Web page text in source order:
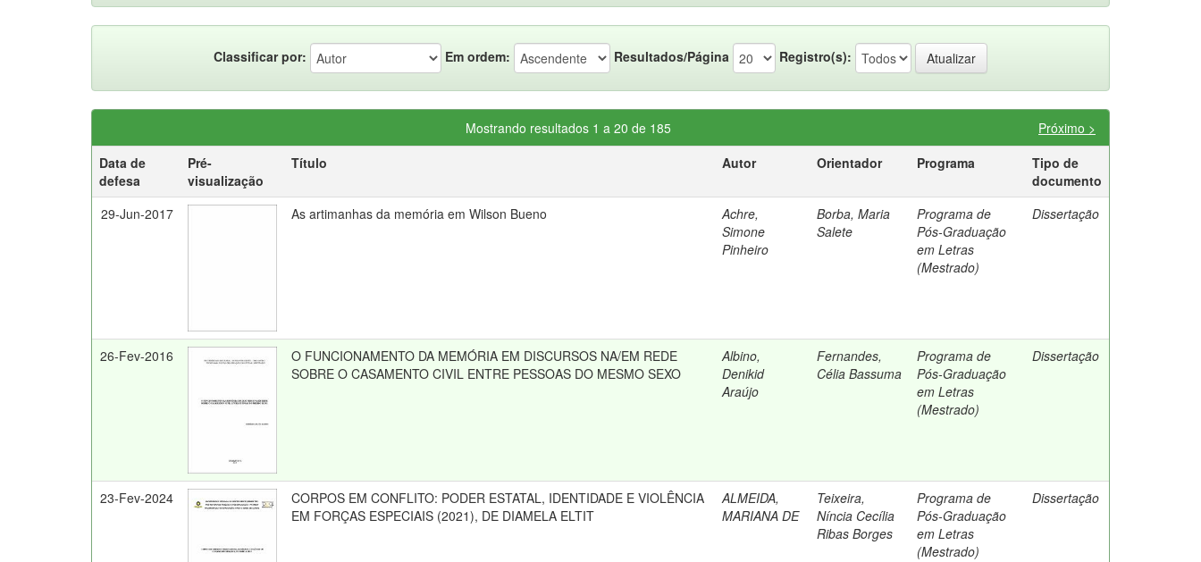
Classificar por: Em ordem: Resultados/Página Registro(s):
Mostrando resultados 1 a 20 de 185
Próximo >
Data de
defesa
Pré-
visualização
Título Autor Orientador Programa
Tipo de
documento
29-Jun-2017
As artimanhas da memória em Wilson Bueno
Achre,
Simone
Pinheiro
Borba, Maria
Salete
Programa de
Pós-Graduação
em Letras
(Mestrado)
Dissertação
26-Fev-2016
O FUNCIONAMENTO DA MEMÓRIA EM DISCURSOS NA/EM REDE
SOBRE O CASAMENTO CIVIL ENTRE PESSOAS DO MESMO SEXO
Albino,
Denikid
Araújo
Fernandes,
Célia Bassuma
Programa de
Pós-Graduação
em Letras
(Mestrado)
Dissertação
23-Fev-2024
CORPOS EM CONFLITO: PODER ESTATAL, IDENTIDADE E VIOLÊNCIA
EM FORÇAS ESPECIAIS (2021), DE DIAMELA ELTIT
ALMEIDA,
MARIANA DE
Teixeira,
Níncia Cecília
Ribas Borges
Programa de
Pós-Graduação
em Letras
(Mestrado)
Dissertação